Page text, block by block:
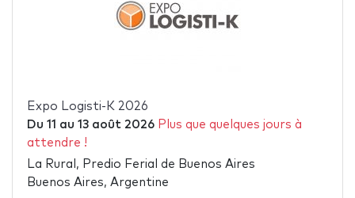
Expo Logisti-K 2026
Du 11 au 13 août 2026 Plus que quelques jours à
attendre !
La Rural, Predio Ferial de Buenos Aires
Buenos Aires, Argentine